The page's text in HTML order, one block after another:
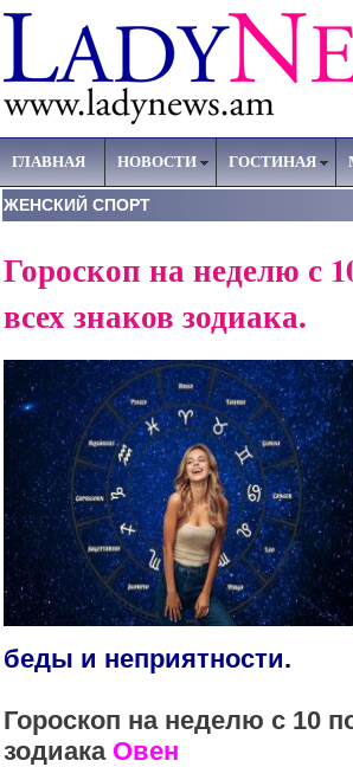
ГЛАВНАЯ НОВОСТИ ГОСТИНАЯ
ЖЕНСКИЙ СПОРТ
Гороскоп на неделю с
всех знаков зодиака.
беды и неприятности.
Гороскоп на неделю с 10
зодиака Овен